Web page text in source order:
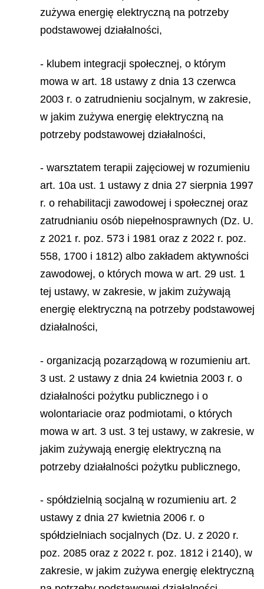
zużywa energię elektryczną na potrzeby
podstawowej działalności,
- klubem integracji społecznej, o którym
mowa w art. 18 ustawy z dnia 13 czerwca
2003 r. o zatrudnieniu socjalnym, w zakresie,
w jakim zużywa energię elektryczną na
potrzeby podstawowej działalności,
- warsztatem terapii zajęciowej w rozumieniu
art. 10a ust. 1 ustawy z dnia 27 sierpnia 1997
r. o rehabilitacji zawodowej i społecznej oraz
zatrudnianiu osób niepełnosprawnych (Dz. U.
z 2021 r. poz. 573 i 1981 oraz z 2022 r. poz.
558, 1700 i 1812) albo zakładem aktywności
zawodowej, o których mowa w art. 29 ust. 1
tej ustawy, w zakresie, w jakim zużywają
energię elektryczną na potrzeby podstawowej
działalności,
- organizacją pozarządową w rozumieniu art.
3 ust. 2 ustawy z dnia 24 kwietnia 2003 r. o
działalności pożytku publicznego i o
wolontariacie oraz podmiotami, o których
mowa w art. 3 ust. 3 tej ustawy, w zakresie, w
jakim zużywają energię elektryczną na
potrzeby działalności pożytku publicznego,
- spółdzielnią socjalną w rozumieniu art. 2
ustawy z dnia 27 kwietnia 2006 r. o
spółdzielniach socjalnych (Dz. U. z 2020 r.
poz. 2085 oraz z 2022 r. poz. 1812 i 2140), w
zakresie, w jakim zużywa energię elektryczną